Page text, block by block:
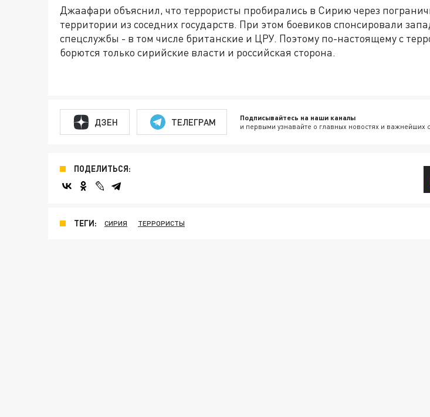
Джаафари объяснил, что террористы пробирались в Сирию через
территории из соседних государств. При этом боевиков спонсировали
спецслужбы - в том числе британские и ЦРУ. Поэтому по-настоящему с
борются только сирийские власти и российская сторона.
ДЗЕН ТЕЛЕГРАМ Подписывайтесь на наши каналы
и первыми узнавайте о главных новостях и важнейших
ПОДЕЛИТЬСЯ:
ТЕГИ: СИРИЯ ТЕРРОРИСТЫ